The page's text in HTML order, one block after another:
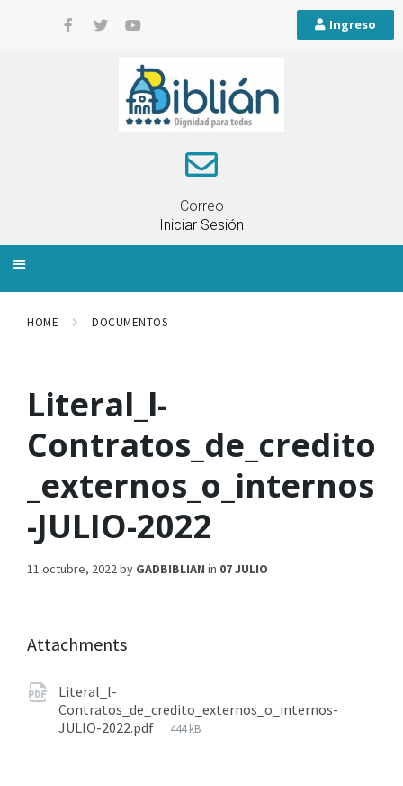
Ingreso
Correo
Iniciar Sesión
HOME DOCUMENTOS
Literal_l-
Contratos_de_credito
_externos_o_internos
-JULIO-2022
11 octubre, 2022by GADBIBLIAN in 07 JULIO
Attachments
Literal_l-
Contratos_de_credito_externos_o_internos-
JULIO-2022.pdf
444 kB